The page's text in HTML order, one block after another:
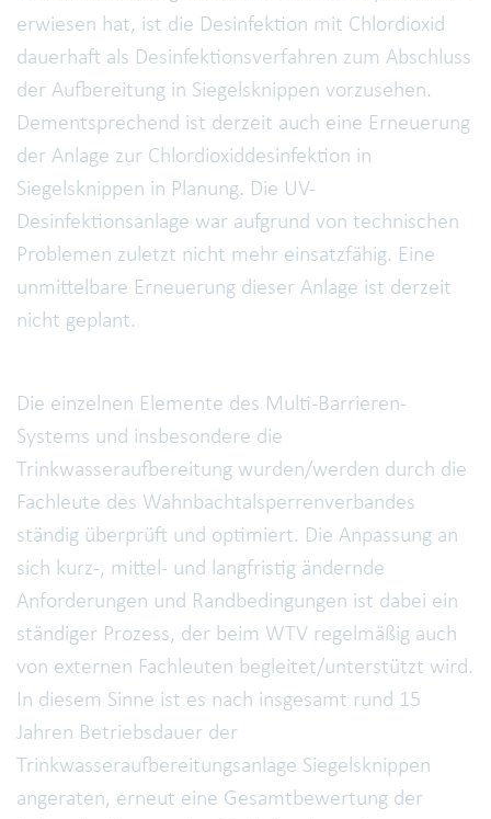
erwiesen hat, ist die Desinfektion mit Chlordioxid
dauerhaft als Desinfektionsverfahren zum Abschluss
der Aufbereitung in Siegelsknippen vorzusehen.
Dementsprechend ist derzeit auch eine Erneuerung
der Anlage zur Chlordioxiddesinfektion in
Siegelsknippen in Planung. Die UV-
Desinfektionsanlage war aufgrund von technischen
Problemen zuletzt nicht mehr einsatzfähig. Eine
unmittelbare Erneuerung dieser Anlage ist derzeit
nicht geplant.
Die einzelnen Elemente des Multi-Barrieren-
Systems und insbesondere die
Trinkwasseraufbereitung wurden/werden durch die
Fachleute des Wahnbachtalsperrenverbandes
ständig überprüft und optimiert. Die Anpassung an
sich kurz-, mittel- und langfristig ändernde
Anforderungen und Randbedingungen ist dabei ein
ständiger Prozess, der beim WTV regelmäßig auch
von externen Fachleuten begleitet/unterstützt wird.
In diesem Sinne ist es nach insgesamt rund 15
Jahren Betriebsdauer der
Trinkwasseraufbereitungsanlage Siegelsknippen
angeraten, erneut eine Gesamtbewertung der